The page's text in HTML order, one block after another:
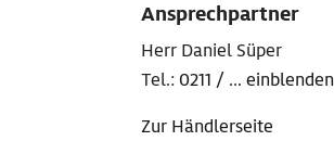
Ansprechpartner
Herr Daniel Süper
Tel.: 0211 / ... einblenden
Zur Händlerseite